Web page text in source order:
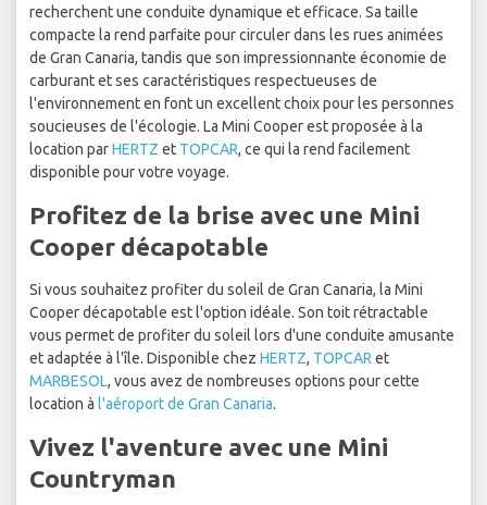
recherchent une conduite dynamique et efficace. Sa taille
compacte la rend parfaite pour circuler dans les rues animées
de Gran Canaria, tandis que son impressionnante économie de
carburant et ses caractéristiques respectueuses de
l'environnement en font un excellent choix pour les personnes
soucieuses de l'écologie. La Mini Cooper est proposée à la
location parHERTZ et TOPCAR, ce qui la rend facilement
disponible pour votre voyage.
Profitez de la brise avec une Mini
Cooper décapotable
Si vous souhaitez profiter du soleil de Gran Canaria, la Mini
Cooper décapotable est l'option idéale. Son toit rétractable
vous permet de profiter du soleil lors d'une conduite amusante
et adaptée à l'île. Disponible chez HERTZ, TOPCAR et
MARBESOL, vous avez de nombreuses options pour cette
location à l'aéroport de Gran Canaria.
Vivez l'aventure avec une Mini
Countryman